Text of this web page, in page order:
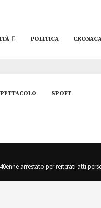
POLITICA CRONACA
SPORT
arrestato per reiterati atti